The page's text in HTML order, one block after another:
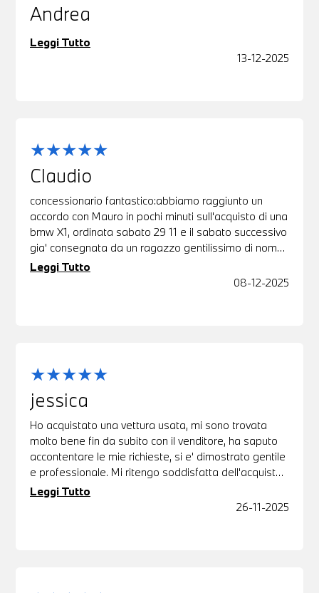
Andrea
Leggi Tutto
13-12-2025
Claudio
concessionario fantastico:abbiamo raggiunto un
accordo con Mauro in pochi minuti sull'acquisto di una
bmw X1, ordinata sabato 29 11 e il sabato successivo
gia' consegnata da un ragazzo gentilissimo di nome
Mattia.Veronica persona molto carina e disponibile
Leggi Tutto
08-12-2025
jessica
Ho acquistato una vettura usata, mi sono trovata
molto bene fin da subito con il venditore, ha saputo
accontentare le mie richieste, si e' dimostrato gentile
e professionale. Mi ritengo soddisfatta dell'acquisto
fatto, qualita'/prezzo imbattibili sulla piazza.
Leggi Tutto
26-11-2025